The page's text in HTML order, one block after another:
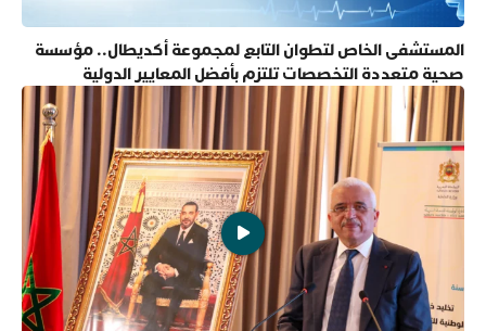
المستشفى الخاص لتطوان التابع لمجموعة أكديطال.. مؤسسة
صحية متعددة التخصصات تلتزم بأفضل المعايير الدولية